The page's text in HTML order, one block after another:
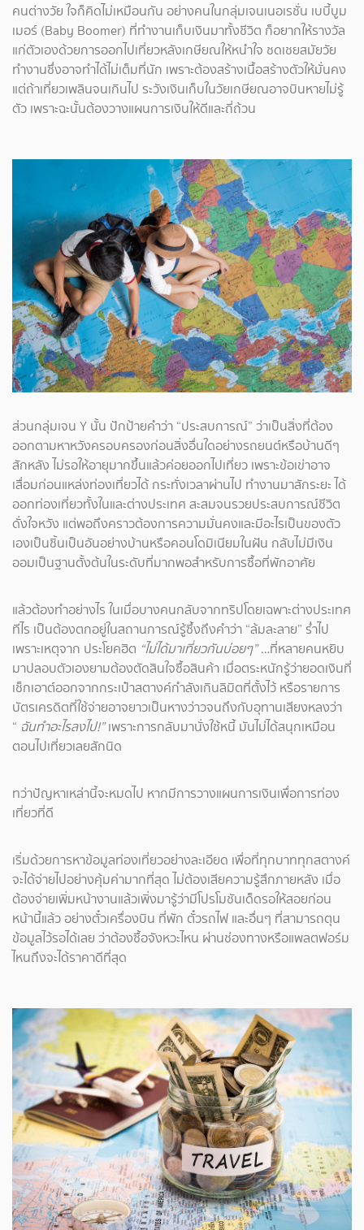
คนต่างวัย ใจก็คิดไม่เหมือนกัน อย่างคนในกลุ่มเจนเนอเรชั่น เบบี้บูม
เมอร์ (Baby Boomer) ที่ทำงานเก็บเงินมาทั้งชีวิต ก็อยากให้รางวัล
แก่ตัวเองด้วยการออกไปเที่ยวหลังเกษียณให้หนำใจ ชดเชยสมัยวัย
ทำงานซึ่งอาจทำได้ไม่เต็มที่นัก เพราะต้องสร้างเนื้อสร้างตัวให้มั่นคง
แต่ถ้าเที่ยวเพลินจนเกินไป ระวังเงินเก็บในวัยเกษียณอาจบินหายไม่รู้
ตัว เพราะฉะนั้นต้องวางแผนการเงินให้ดีและถี่ถ้วน
ส่วนกลุ่มเจน Y นั้น ปักป้ายคำว่า “ประสบการณ์” ว่าเป็นสิ่งที่ต้อง
ออกตามหาหวังครอบครองก่อนสิ่งอื่นใดอย่างรถยนต์หรือบ้านดีๆ
สักหลัง ไม่รอให้อายุมากขึ้นแล้วค่อยออกไปเที่ยว เพราะข้อเข่าอาจ
เสื่อมก่อนแหล่งท่องเที่ยวได้ กระทั่งเวลาผ่านไป ทำงานมาสักระยะ ได้
ออกท่องเที่ยวทั้งในและต่างประเทศ สะสมจนรวยประสบการณ์ชีวิต
ดั่งใจหวัง แต่พอถึงคราวต้องการความมั่นคงและมีอะไรเป็นของตัว
เองเป็นชิ้นเป็นอันอย่างบ้านหรือคอนโดมิเนียมในฝัน กลับไม่มีเงิน
ออมเป็นฐานตั้งต้นในระดับที่มากพอสำหรับการซื้อที่พักอาศัย
แล้วต้องทำอย่างไร ในเมื่อบางคนกลับจากทริปโดยเฉพาะต่างประเทศ
ทีไร เป็นต้องตกอยู่ในสถานการณ์รู้ซึ้งถึงคำว่า “ล้มละลาย” ร่ำไป
เพราะเหตุจาก ประโยคฮิต “ไม่ได้มาเที่ยวกันบ่อยๆ”…ที่หลายคนหยิบ
มาปลอบตัวเองยามต้องตัดสินใจซื้อสินค้า เมื่อตระหนักรู้ว่ายอดเงินที่
เช็กเอาต์ออกจากกระเป๋าสตางค์กำลังเกินลิมิตที่ตั้งไว้ หรือรายการ
บัตรเครดิตที่ใช้จ่ายอาจยาวเป็นหางว่าวจนถึงกับอุทานเสียงหลงว่า
“ ฉันทำอะไรลงไป!”เพราะการกลับมานั่งใช้หนี้ มันไม่ได้สนุกเหมือน
ตอนไปเที่ยวเลยสักนิด
ทว่าปัญหาเหล่านี้จะหมดไป หากมีการวางแผนการเงินเพื่อการท่อง
เที่ยวที่ดี
เริ่มด้วยการหาข้อมูลท่องเที่ยวอย่างละเอียด เพื่อที่ทุกบาททุกสตางค์
จะได้จ่ายไปอย่างคุ้มค่ามากที่สุด ไม่ต้องเสียความรู้สึกภายหลัง เมื่อ
ต้องจ่ายเพิ่มหน้างานแล้วเพิ่งมารู้ว่ามีโปรโมชันเด็ดรอให้สอยก่อน
หน้านี้แล้ว อย่างตั๋วเครื่องบิน ที่พัก ตั๋วรถไฟ และอื่นๆ ที่สามารถตุน
ข้อมูลไว้รอได้เลย ว่าต้องซื้อจังหวะไหน ผ่านช่องทางหรือแพลตฟอร์ม
ไหนถึงจะได้ราคาดีที่สุด